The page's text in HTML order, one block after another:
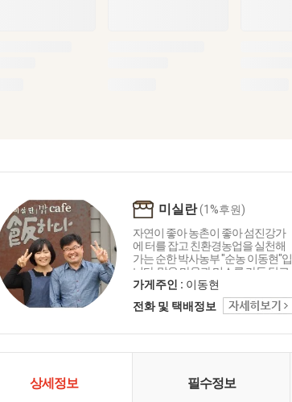
미실란(1%후원)
자연이 좋아 농촌이 좋아 섬진강가
에 터를 잡고 친환경농업을 실천해
가는 순한 박사농부 "순농 이동현"입
니다. 맑은 마음과 미소를 가득 담고
아름다운 세상을 살아가길 바라는
우리 두아들에게 좋은 먹거리와 환
경을 물려주고 싶은 농촌의 희망의
현입니다. 조금 배운 것 현장에서 또
공간을 "미실란"에서 만들어가겠습
가게주인 : 이동현
전화 및 택배정보
상세정보 필수정보